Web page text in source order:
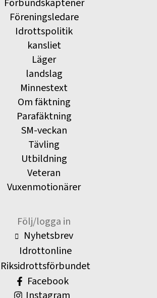
Förbundskaptener
Föreningsledare
Idrottspolitik
kansliet
Läger
landslag
Minnestext
Om fäktning
Parafäktning
SM-veckan
Tävling
Utbildning
Veteran
Vuxenmotionärer
Följ/logga in
Nyhetsbrev
Idrottonline
Riksidrottsförbundet
Facebook